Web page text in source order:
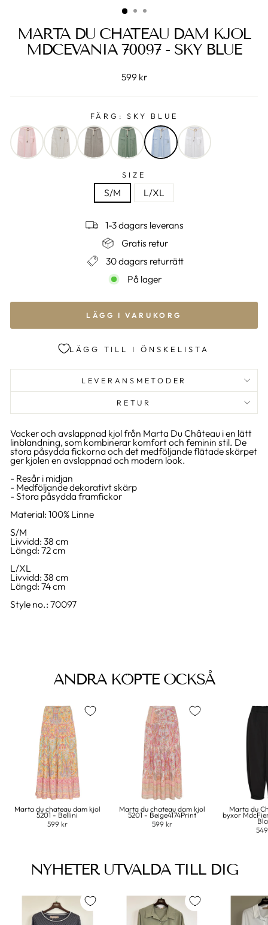
MARTA DU CHATEAU DAM KJOL
MDCEVANIA 70097 - SKY BLUE
599 kr
FÄRG:SKY BLUE
SIZE
S/M L/XL
1-3 dagars leverans
Gratis retur
30 dagars returrätt
På lager
LÄGG I VARUKORG
LÄGG TILL I ÖNSKELISTA
LEVERANSMETODER
RETUR
Vacker och avslappnad kjol från Marta Du Château i en lätt
linblandning, som kombinerar komfort och feminin stil. De
stora påsydda fickorna och det medföljande flätade skärpet
ger kjolen en avslappnad och modern look.
- Resår i midjan
- Medföljande dekorativt skärp
- Stora påsydda framfickor
Material: 100% Linne
S/M
Livvidd: 38 cm
Längd: 72 cm
L/XL
Livvidd: 38 cm
Längd: 74 cm
Style no.: 70097
ANDRA KÖPTE OCKSÅ
Marta du chateau dam kjol
5201 - Bellini
599 kr
Marta du chateau dam kjol
5201 - Beige4174Print
599 kr
Marta du
byxor
NYHETER UTVALDA TILL DIG